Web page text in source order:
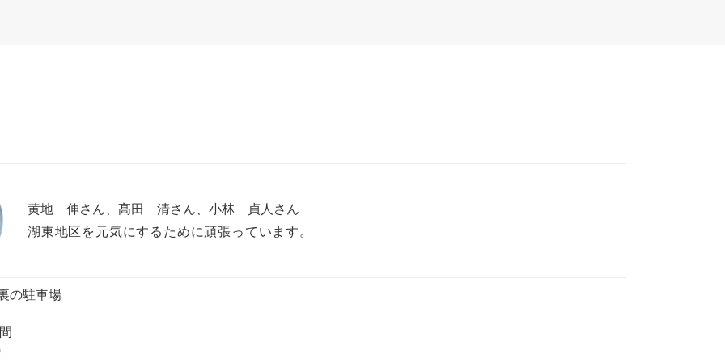
黄地 伸さん、髙田 清さん、小林 貞人さん
湖東地区を元気にするために頑張っています。
の駐車場